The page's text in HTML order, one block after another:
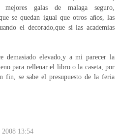
galas de malaga seguro,
se quedan igual que otros años, las
el decorado,que si las academias
demasiado elevado,y a mi parecer la
para rellenar el libro o la caseta, por
fin, se sabe el presupuesto de la feria
2008 13:54